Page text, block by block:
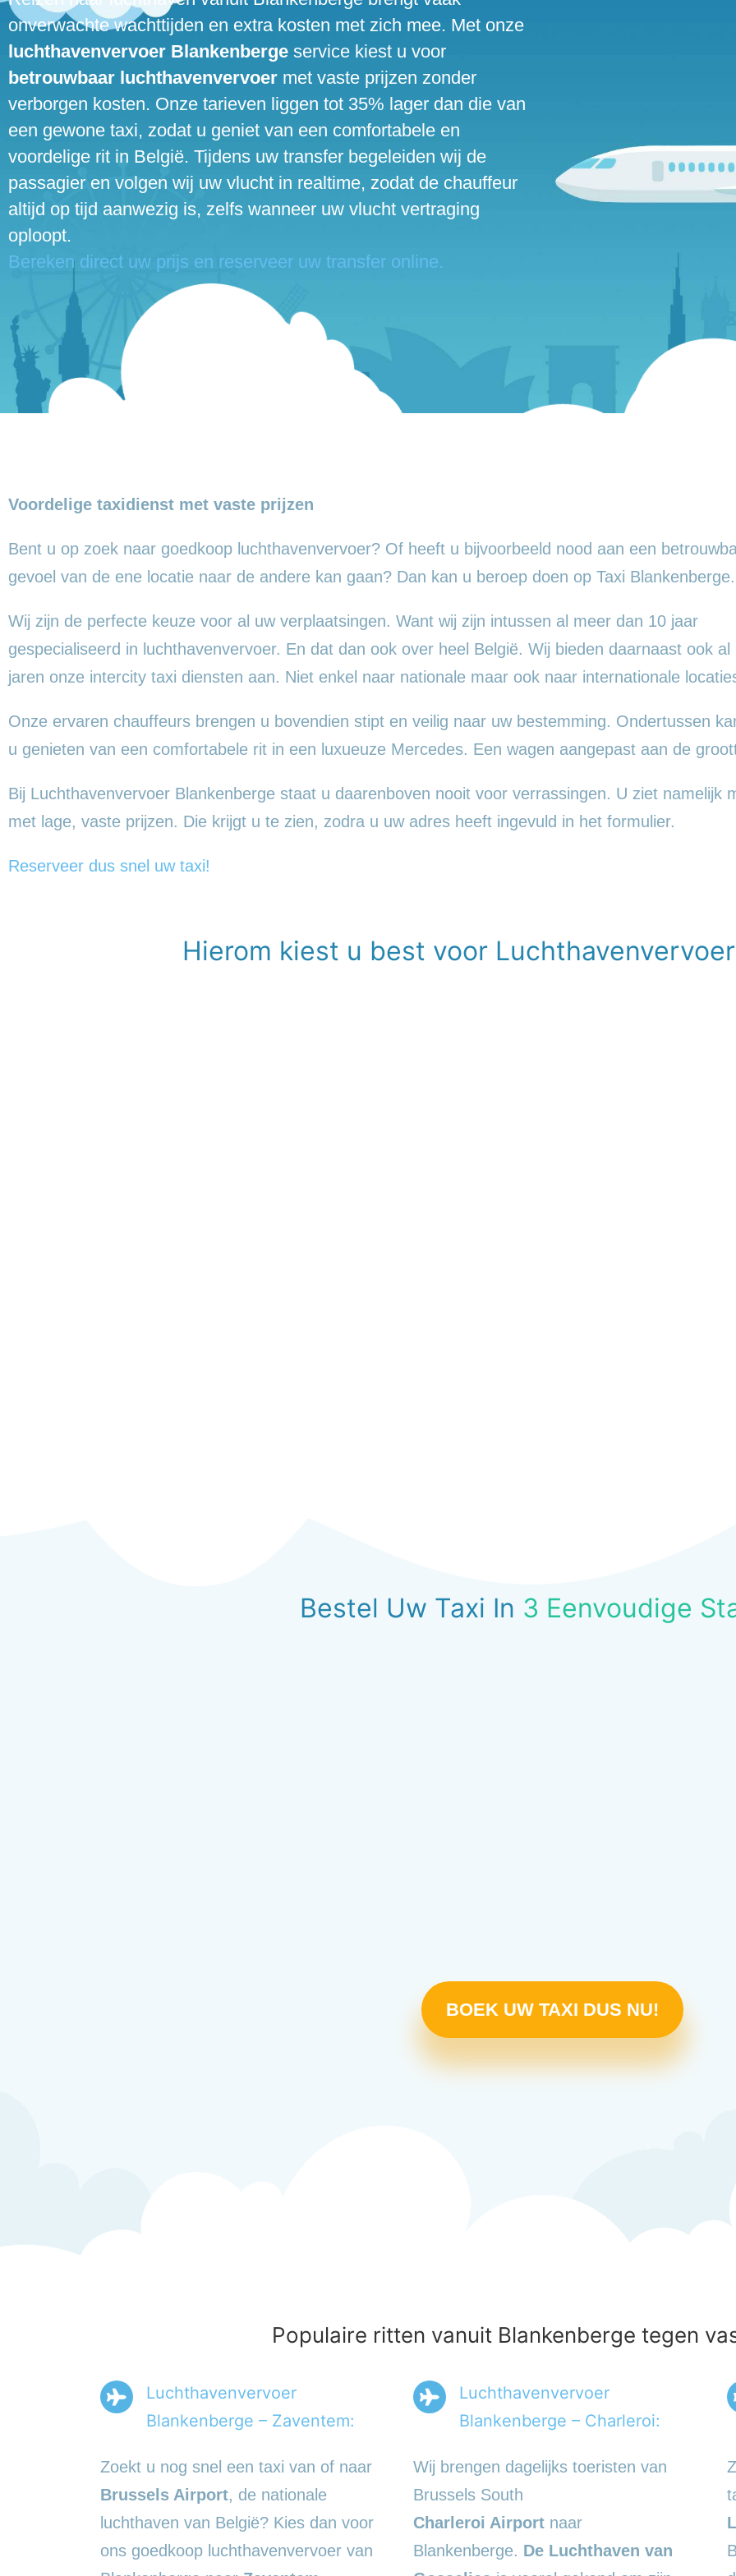
onverwachte wachttijden en extra kosten met zich mee. Met onze
luchthavenvervoer Blankenberge service kiest u voor
betrouwbaar luchthavenvervoer met vaste prijzen zonder
verborgen kosten. Onze tarieven liggen tot 35% lager dan die van
een gewone taxi, zodat u geniet van een comfortabele en
voordelige rit in België. Tijdens uw transfer begeleiden wij de
passagier en volgen wij uw vlucht in realtime, zodat de chauffeur
altijd op tijd aanwezig is, zelfs wanneer uw vlucht vertraging
oploopt.
Bereken direct uw prijs en reserveer uw transfer online.
Voordelige taxidienst met vaste prijzen
Bent u op zoek naar goedkoop luchthavenvervoer? Of heeft u bijvoorbeeld nood aan een
gevoel van de ene locatie naar de andere kan gaan? Dan kan u beroep doen op Taxi Blankenberge.
Wij zijn de perfecte keuze voor al uw verplaatsingen. Want wij zijn intussen al meer dan 10 jaar
gespecialiseerd in luchthavenvervoer. En dat dan ook over heel België. Wij bieden daarnaast ook al
jaren onze intercity taxi diensten aan. Niet enkel naar nationale maar ook naar internationale
Onze ervaren chauffeurs brengen u bovendien stipt en veilig naar uw bestemming. Ondertussen
u genieten van een comfortabele rit in een luxueuze Mercedes. Een wagen aangepast aan de
Bij Luchthavenvervoer Blankenberge staat u daarenboven nooit voor verrassingen. U ziet namelijk
met lage, vaste prijzen. Die krijgt u te zien, zodra u uw adres heeft ingevuld in het formulier.
Reserveer dus snel uw taxi!
Hierom kiest u best voor
Bestel Uw Taxi In 3 Eenvoudige
BOEK UW TAXI DUS NU!
Populaire ritten vanuit Blankenberge tegen
Luchthavenvervoer
Blankenberge – Zaventem:
Zoekt u nog snel een taxi van of naar
Brussels Airport, de nationale
luchthaven van België? Kies dan voor
ons goedkoop luchthavenvervoer van
Luchthavenvervoer
Blankenberge – Charleroi:
Wij brengen dagelijks toeristen van
Brussels South
Charleroi Airport naar
Blankenberge. De Luchthaven van